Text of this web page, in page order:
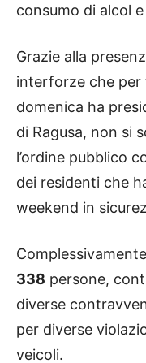
consumo di alcol
Grazie alla
interforze che
domenica ha
di Ragusa, non si
l’ordine pubblico
dei residenti che
weekend in
338 persone,
diverse
per diverse
veicoli.